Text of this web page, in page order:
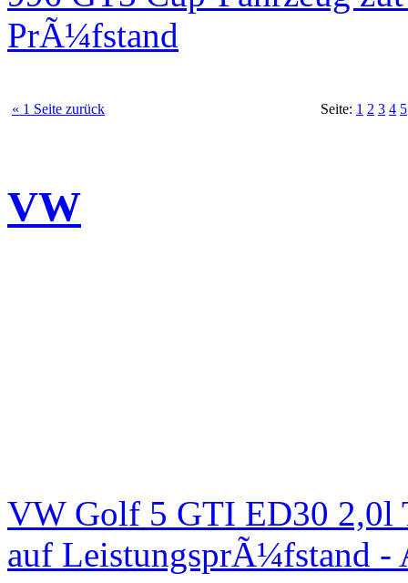
PrÃ¼fstand
« 1 Seite zurück Seite: 1 2 3 4 5
VW
VW Golf 5 GTI ED30 2,0l
auf LeistungsprÃ¼fstand